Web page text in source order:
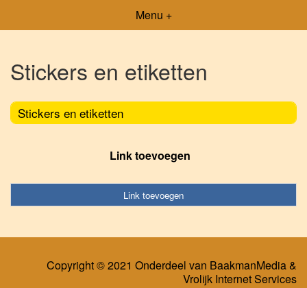
Menu +
Stickers en etiketten
Stickers en etiketten
Link toevoegen
Link toevoegen
Copyright © 2021 Onderdeel van BaakmanMedia&
Vrolijk Internet Services